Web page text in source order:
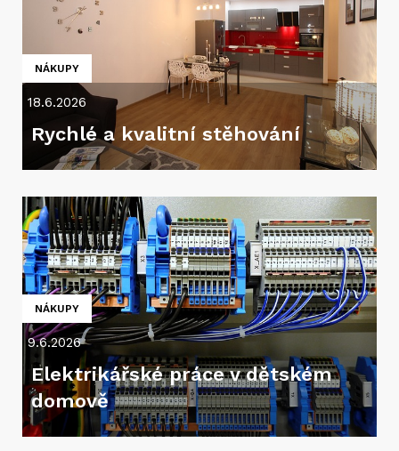
NÁKUPY
18.6.2026
Rychlé a kvalitní stěhování
NÁKUPY
9.6.2026
Elektrikářské práce v dětském
domově